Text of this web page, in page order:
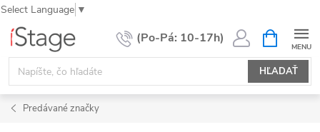
Select Language ▼
Prejsť
obsah
HĽADAŤ
KOŠÍK
Predávané značky